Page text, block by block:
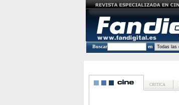
Buscar en
CRITICA